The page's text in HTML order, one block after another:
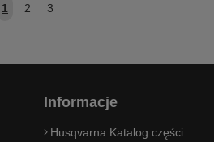
1 2 3
Informacje
Husqvarna Katalog części